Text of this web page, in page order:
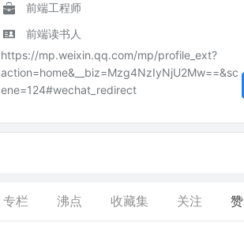
前端工程师
前端读书人
https://mp.weixin.qq.com/mp/profile_ext?
action=home&__biz=Mzg4NzIyNjU2Mw==&sc
ene=124#wechat_redirect
专栏 沸点 收藏集 关注 赞